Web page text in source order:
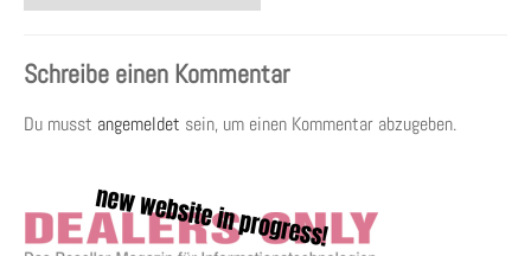
Schreibe einen Kommentar
Du musst angemeldet sein, um einen Kommentar abzugeben.